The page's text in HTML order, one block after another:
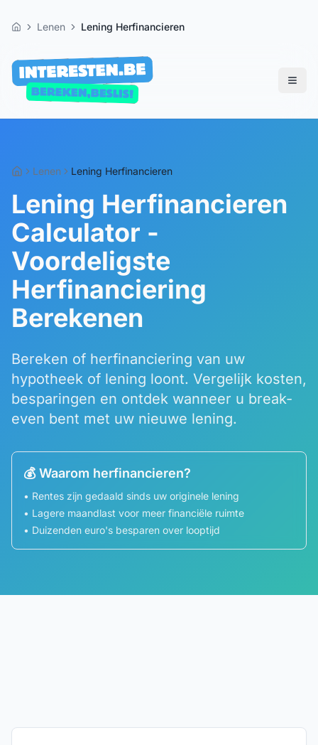
Home Lenen Lening Herfinancieren
Lenen Lening Herfinancieren
Lening Herfinancieren
Calculator -
Voordeligste
Herfinanciering
Berekenen
Bereken of herfinanciering van uw
hypotheek of lening loont. Vergelijk kosten,
besparingen en ontdek wanneer u break-
even bent met uw nieuwe lening.
💰 Waarom herfinancieren?
• Rentes zijn gedaald sinds uw originele lening
• Lagere maandlast voor meer financiële ruimte
• Duizenden euro's besparen over looptijd